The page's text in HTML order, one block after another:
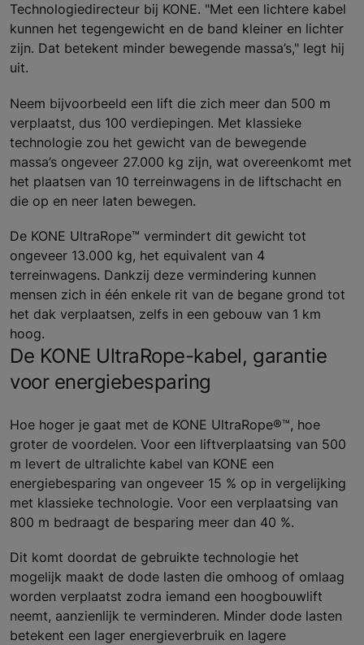
Technologiedirecteur bij KONE. "Met een lichtere kabel
kunnen het tegengewicht en de band kleiner en lichter
zijn. Dat betekent minder bewegende massa’s," legt hij
uit.
Neem bijvoorbeeld een lift die zich meer dan 500 m
verplaatst, dus 100 verdiepingen. Met klassieke
technologie zou het gewicht van de bewegende
massa’s ongeveer 27.000 kg zijn, wat overeenkomt met
het plaatsen van 10 terreinwagens in de liftschacht en
die op en neer laten bewegen.
De KONE UltraRope™ vermindert dit gewicht tot
ongeveer 13.000 kg, het equivalent van 4
terreinwagens. Dankzij deze vermindering kunnen
mensen zich in één enkele rit van de begane grond tot
het dak verplaatsen, zelfs in een gebouw van 1 km
hoog.
De KONE UltraRope-kabel, garantie
voor energiebesparing
Hoe hoger je gaat met de KONE UltraRope®™, hoe
groter de voordelen. Voor een liftverplaatsing van 500
m levert de ultralichte kabel van KONE een
energiebesparing van ongeveer 15 % op in vergelijking
met klassieke technologie. Voor een verplaatsing van
800 m bedraagt de besparing meer dan 40 %.
Dit komt doordat de gebruikte technologie het
mogelijk maakt de dode lasten die omhoog of omlaag
worden verplaatst zodra iemand een hoogbouwlift
neemt, aanzienlijk te verminderen. Minder dode lasten
betekent een lager energieverbruik en lagere